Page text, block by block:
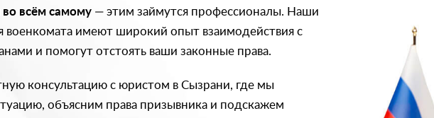
всём самому — этим займутся профессионалы. Наши
военкомата имеют широкий опыт взаимодействия с
и помогут отстоять ваши законные права.
консультацию с юристом в Сызрани, где мы
объясним права призывника и подскажем